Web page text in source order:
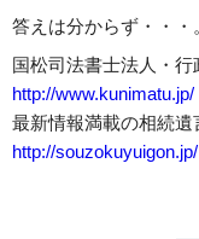
答えは分からず・・・
国松司法書士法人・
http://www.kunimatu.jp/
最新情報満載の相続
http://souzokuyuigon.jp/